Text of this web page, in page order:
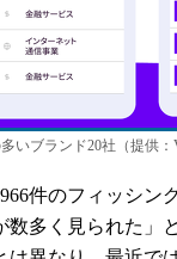
ブランド20社（提供：
件のフィッシン
多く見られた」